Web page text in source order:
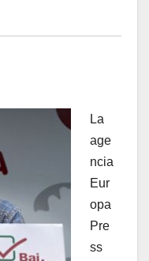
La
age
ncia
Eur
opa
Pre
ss